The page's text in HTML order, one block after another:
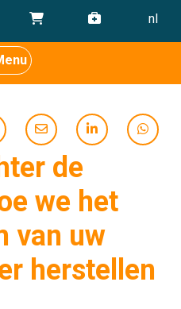
nl
de
we het
van uw
herstellen